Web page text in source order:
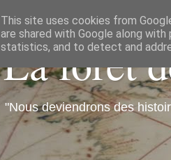
La forêt
"Nous deviendrons des
This site uses cookies from
are shared with Google along
statistics, and to detect and